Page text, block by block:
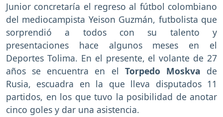
Junior concretaría el regreso al fútbol colombiano
del mediocampista Yeison Guzmán, futbolista que
sorprendió a todos con su talento y
presentaciones hace algunos meses en el
Deportes Tolima. En el presente, el volante de 27
años se encuentra en el Torpedo Moskva de
Rusia, escuadra en la que lleva disputados 11
partidos, en los que tuvo la posibilidad de anotar
cinco goles y dar una asistencia.